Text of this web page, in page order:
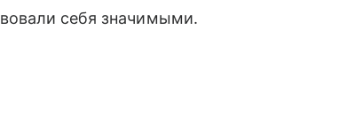
себя значимыми.